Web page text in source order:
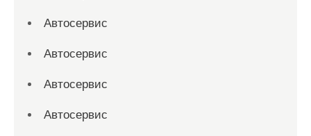
Автосервис
Автосервис
Автосервис
Автосервис